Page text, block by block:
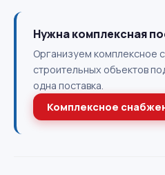
Нужна комплексная
Организуем комплексное
строительных объектов
одна поставка.
Комплексное